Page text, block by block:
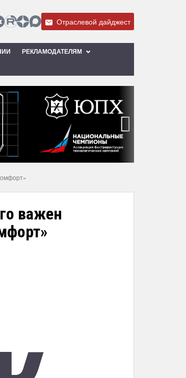
Отраслевой дайджест
РЕКЛАМОДАТЕЛЯМ
важен